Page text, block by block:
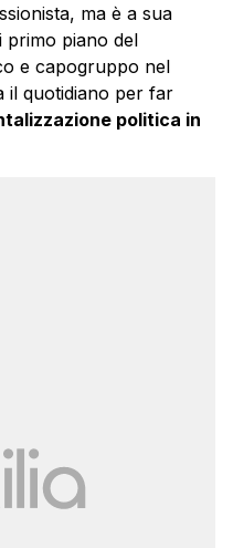
ma è a sua
primo piano del
e capogruppo nel
il quotidiano per far
politica in